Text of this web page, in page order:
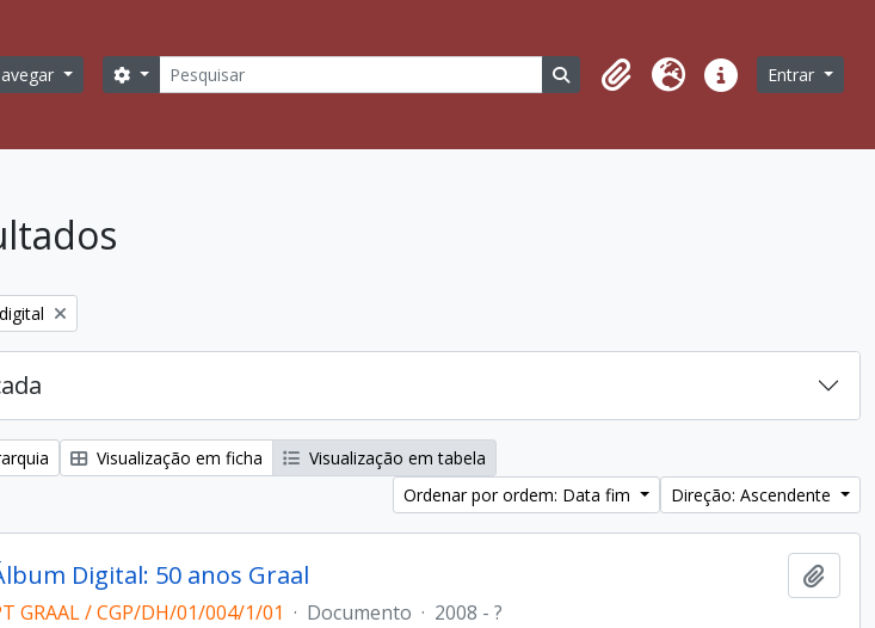
Pesquisar
Opções de busca Busque na página de navegação
Área de transferência
Idioma Ligações rápidas
Entrar
Visualização em ficha
Visualização em tabela
Ordenar por ordem: Data fim
Direção: Ascendente
Digital: 50 anos Graal
GRAAL / CGP/DH/01/004/1/01 · Documento · 2008 - ?